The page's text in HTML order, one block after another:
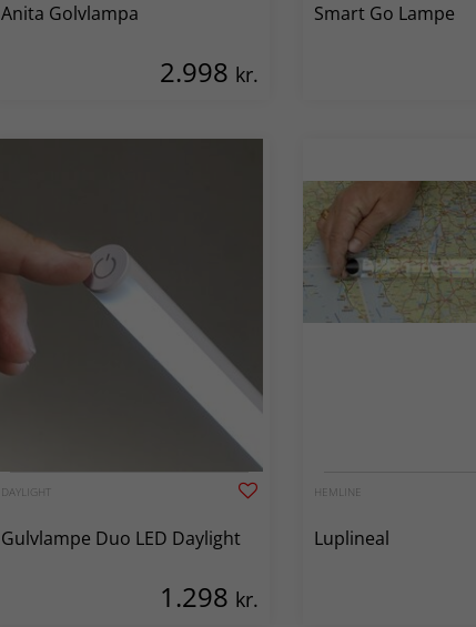
Anita Golvlampa
2.998 kr.
Smart Go Lampe
DAYLIGHT
Gulvlampe Duo LED Daylight
1.298 kr.
HEMLINE
Luplineal